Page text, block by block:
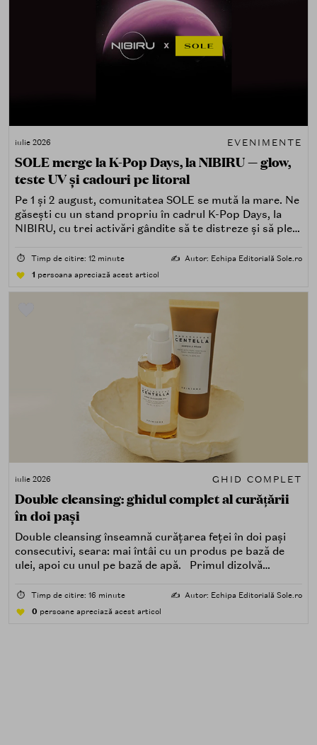
iulie 2026 EVENIMENTE
SOLE merge la K-Pop Days, la NIBIRU — glow,
teste UV și cadouri pe litoral
Pe 1 și 2 august, comunitatea SOLE se mută la mare. Ne
găsești cu un stand propriu în cadrul K-Pop Days, la
NIBIRU, cu trei activări gândite să te distreze și să pleci
⏱️ Timp de citire: 12 minute ✍️ Autor: Echipa Editorială Sole.ro
1 persoana apreciază acest articol
iulie 2026 GHID COMPLET
Double cleansing: ghidul complet al curățării
în doi pași
Double cleansing înseamnă curățarea feței în doi pași
consecutivi, seara: mai întâi cu un produs pe bază de
ulei, apoi cu unul pe bază de apă. Primul dizolvă
poluare. Al doilea îndepărtează impuritățile solubile în
⏱️ Timp de citire: 16 minute ✍️ Autor: Echipa Editorială Sole.ro
0 persoane apreciază acest articol